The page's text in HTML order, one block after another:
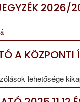
JEGYZÉK 2026/
A
lehetősége